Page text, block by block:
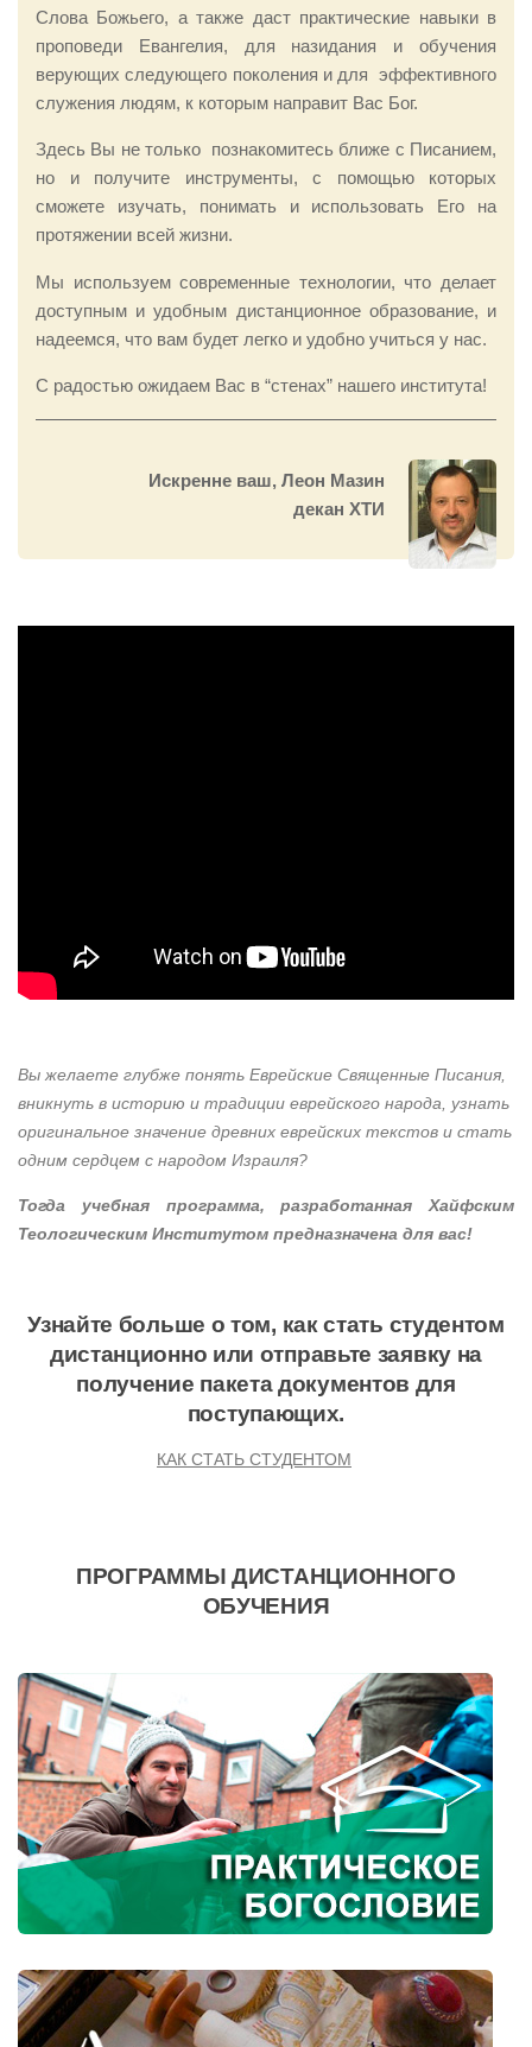
Слова Божьего, а также даст практические навыки в
проповеди Евангелия, для назидания и обучения
верующих следующего поколения и для эффективного
служения людям, к которым направит Вас Бог.
Здесь Вы не только познакомитесь ближе с Писанием,
но и получите инструменты, с помощью которых
сможете изучать, понимать и использовать Его на
протяжении всей жизни.
Мы используем современные технологии, что делает
доступным и удобным дистанционное образование, и
надеемся, что вам будет легко и удобно учиться у нас.
С радостью ожидаем Вас в “стенах” нашего института!
Искренне ваш, Леон Мазин
декан ХТИ
Вы желаете глубже понять Еврейские Священные Писания,
вникнуть в историю и традиции еврейского народа, узнать
оригинальное значение древних еврейских текстов и стать
одним сердцем с народом Израиля?
Тогда учебная программа, разработанная Хайфским
Теологическим Институтом предназначена для вас!
Узнайте больше о том, как стать студентом
дистанционно или отправьте заявку на
получение пакета документов для
поступающих.
КАК СТАТЬ СТУДЕНТОМ
ПРОГРАММЫ ДИСТАНЦИОННОГО
ОБУЧЕНИЯ